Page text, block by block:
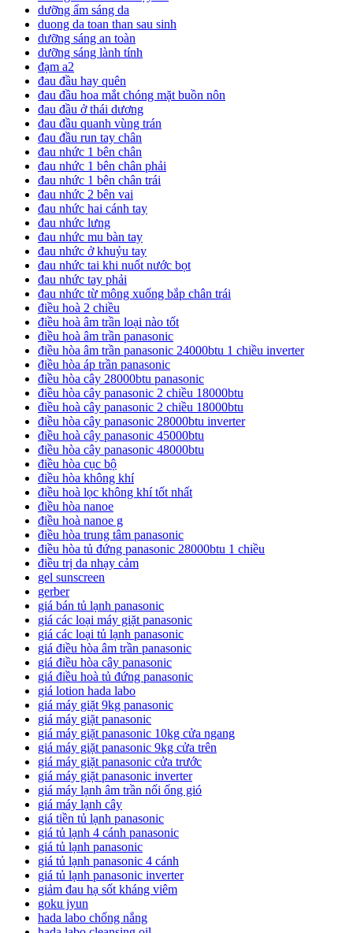
dưỡng ẩm sáng da
duong da toan than sau sinh
dưỡng sáng an toàn
dưỡng sáng lành tính
đạm a2
đau đầu hay quên
đau đầu hoa mắt chóng mặt buồn nôn
đau đầu ở thái dương
đau đầu quanh vùng trán
đau đầu run tay chân
đau nhức 1 bên chân
đau nhức 1 bên chân phải
đau nhức 1 bên chân trái
đau nhức 2 bên vai
đau nhức hai cánh tay
đau nhức lưng
đau nhức mu bàn tay
đau nhức ở khuỷu tay
đau nhức tai khi nuốt nước bọt
đau nhức tay phải
đau nhức từ mông xuống bắp chân trái
điều hoà 2 chiều
điều hoà âm trần loại nào tốt
điều hoà âm trần panasonic
điều hòa âm trần panasonic 24000btu 1 chiều inverter
điều hòa áp trần panasonic
điều hòa cây 28000btu panasonic
điều hòa cây panasonic 2 chiều 18000btu
điều hoà cây panasonic 2 chiều 18000btu
điều hòa cây panasonic 28000btu inverter
điều hoà cây panasonic 45000btu
điều hòa cây panasonic 48000btu
điều hòa cục bộ
điều hòa không khí
điều hoà lọc không khí tốt nhất
điều hòa nanoe
điều hoà nanoe g
điều hòa trung tâm panasonic
điều hòa tủ đứng panasonic 28000btu 1 chiều
điều trị da nhạy cảm
gel sunscreen
gerber
giá bán tủ lạnh panasonic
giá các loại máy giặt panasonic
giá các loại tủ lạnh panasonic
giá điều hòa âm trần panasonic
giá điều hòa cây panasonic
giá điều hoà tủ đứng panasonic
giá lotion hada labo
giá máy giặt 9kg panasonic
giá máy giặt panasonic
giá máy giặt panasonic 10kg cửa ngang
giá máy giặt panasonic 9kg cửa trên
giá máy giặt panasonic cửa trước
giá máy giặt panasonic inverter
giá máy lạnh âm trần nối ống gió
giá máy lạnh cây
giá tiền tủ lạnh panasonic
giá tủ lạnh 4 cánh panasonic
giá tủ lạnh panasonic
giá tủ lạnh panasonic 4 cánh
giá tủ lạnh panasonic inverter
giảm đau hạ sốt kháng viêm
goku jyun
hada labo chống nắng